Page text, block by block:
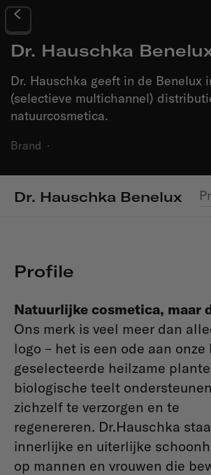
Dr. Hauschka
Dr. Hauschka geeft in de Benelux
(selectieve multichannel)
natuurcosmetica.
Brand ·
Dr. Hauschka Benelux
Profile
Natuurlijke cosmetica, maar
Ons merk is veel meer dan
logo – het is een ode aan onze
geselecteerde heilzame
biologische teelt
zichzelf te verzorgen en te
regenereren. Dr.Hauschka
innerlijke en uiterlijke
op mannen en vrouwen die